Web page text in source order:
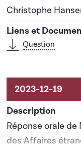
Christophe
Question
Réponse orale
des Affaires